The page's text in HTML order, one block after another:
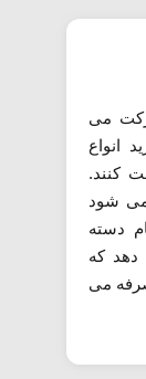
می
انواع
کنند.
می شود
دسته
دهد که
می